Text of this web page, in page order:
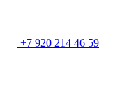
+7 920 214 46 59